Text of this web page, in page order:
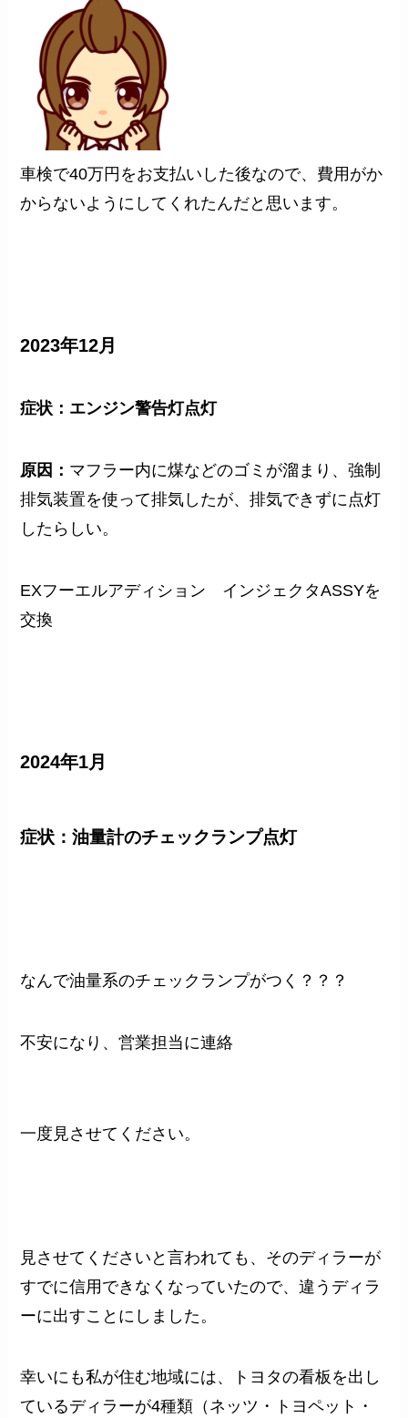
車検で40万円をお支払いした後なので、費用がか
からないようにしてくれたんだと思います。
2023年12月
症状：エンジン警告灯点灯
原因： マフラー内に煤などのゴミが溜まり、強制
排気装置を使って排気したが、排気できずに点灯
したらしい。
EXフーエルアディション インジェクタASSYを
交換
2024年1月
症状：油量計のチェックランプ点灯
なんで油量系のチェックランプがつく？？？
不安になり、営業担当に連絡
一度見させてください。
見させてくださいと言われても、そのディラーが
すでに信用できなくなっていたので、違うディラ
ーに出すことにしました。
幸いにも私が住む地域には、トヨタの看板を出し
ているディラーが4種類（ネッツ・トヨペット・